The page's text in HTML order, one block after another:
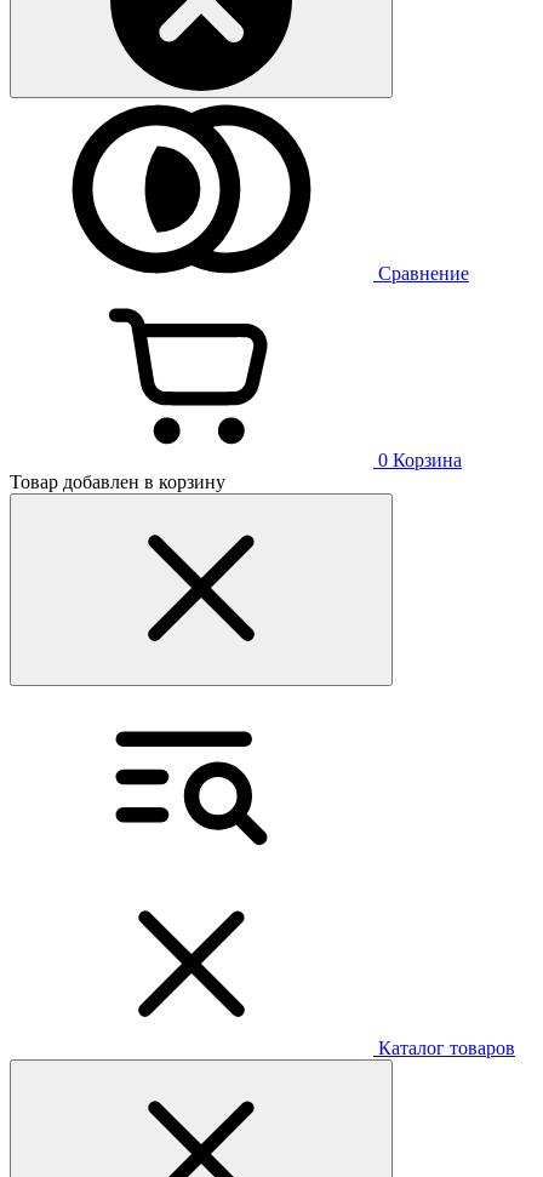
Сравнение
0 Корзина
Товар добавлен в корзину
Каталог товаров